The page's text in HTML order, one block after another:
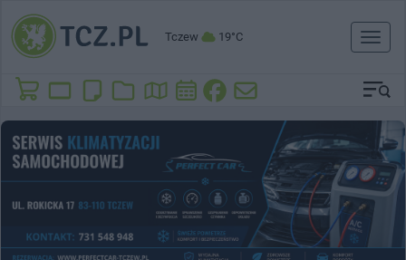
Tczew 19°C
Toggle